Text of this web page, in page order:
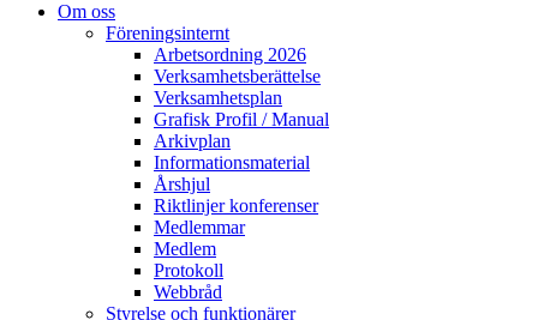
Om oss
Föreningsinternt
Arbetsordning 2026
Verksamhetsberättelse
Verksamhetsplan
Grafisk Profil / Manual
Arkivplan
Informationsmaterial
Årshjul
Riktlinjer konferenser
Medlemmar
Medlem
Protokoll
Webbråd
Styrelse och funktionärer